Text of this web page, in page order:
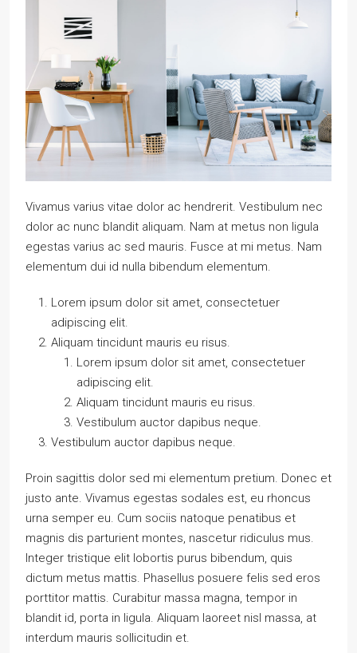
Vivamus varius vitae dolor ac hendrerit. Vestibulum nec
dolor ac nunc blandit aliquam. Nam at metus non ligula
egestas varius ac sed mauris. Fusce at mi metus. Nam
elementum dui id nulla bibendum elementum.
Lorem ipsum dolor sit amet, consectetuer
adipiscing elit.
Aliquam tincidunt mauris eu risus.
Lorem ipsum dolor sit amet, consectetuer
adipiscing elit.
Aliquam tincidunt mauris eu risus.
Vestibulum auctor dapibus neque.
Vestibulum auctor dapibus neque.
Proin sagittis dolor sed mi elementum pretium. Donec et
justo ante. Vivamus egestas sodales est, eu rhoncus
urna semper eu. Cum sociis natoque penatibus et
magnis dis parturient montes, nascetur ridiculus mus.
Integer tristique elit lobortis purus bibendum, quis
dictum metus mattis. Phasellus posuere felis sed eros
porttitor mattis. Curabitur massa magna, tempor in
blandit id, porta in ligula. Aliquam laoreet nisl massa, at
interdum mauris sollicitudin et.